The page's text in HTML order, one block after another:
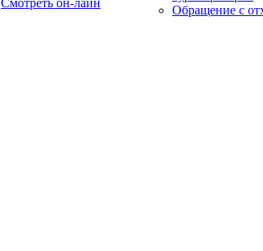
Смотреть он-лайн
Обращение с